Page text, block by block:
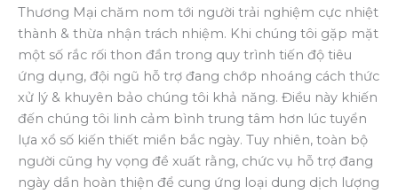
Thương Mại chăm nom tới người trải nghiệm cực nhiệt
thành & thừa nhận trách nhiệm. Khi chúng tôi gặp mặt
một số rắc rối thon đần trong quy trình tiến độ tiêu
ứng dụng, đội ngũ hỗ trợ đang chớp nhoáng cách thức
xử lý & khuyên bảo chúng tôi khả năng. Điều này khiến
đến chúng tôi linh cảm bình trung tâm hơn lúc tuyển
lựa xổ số kiến thiết miền bắc ngày. Tuy nhiên, toàn bộ
người cũng hy vọng đề xuất rằng, chức vụ hỗ trợ đang
ngày dần hoàn thiện để cung ứng loại dung dịch lượng